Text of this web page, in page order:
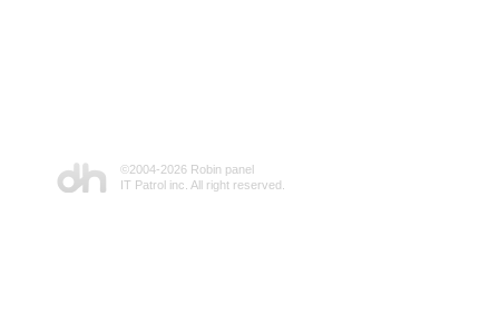
©2004-2026 Robin panel
IT Patrol inc. All right reserved.